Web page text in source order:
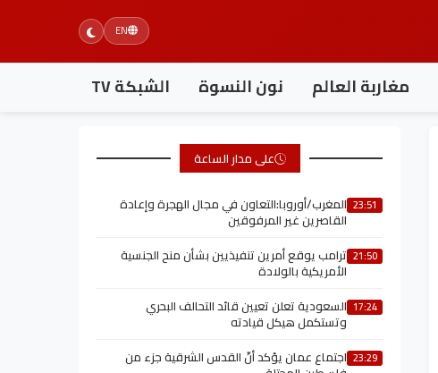
EN
مغاربة العالم نون النسوة الشبكة TV
على مدار الساعة
23:51 المغرب/أوروبا:التعاون في مجال الهجرة وإعادة
القاصرين غير المرفوقين
21:50 ترامب يوقع أمرين تنفيذيين بشأن منح الجنسية
الأمريكية بالولادة
17:24 السعودية تعلن تعيين قائد التحالف البحري
وتستكمل هيكل قيادته
23:29 اجتماع عمان يؤكد أنّ القدس الشرقية جزء من